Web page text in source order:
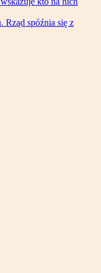
Rząd spóźnia się z